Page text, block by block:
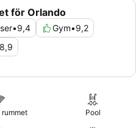
för Orlando
•9,4 Gym•9,2
8,9
Pool